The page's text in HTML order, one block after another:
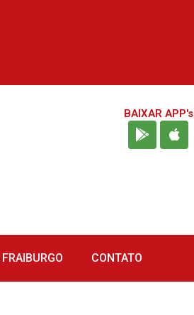
BAIXAR APP's
CONTATO